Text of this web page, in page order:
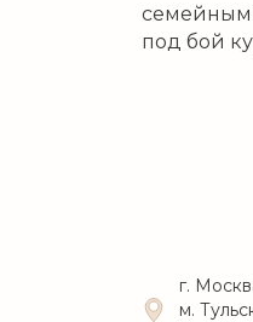
под бой
г.
м.